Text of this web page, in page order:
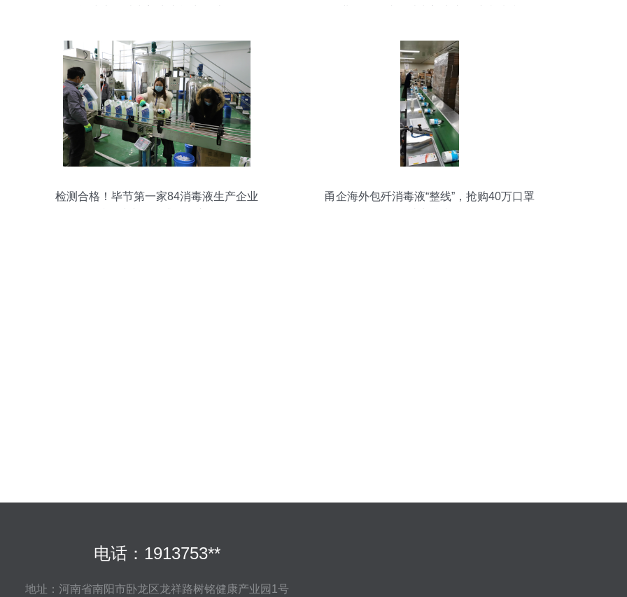
检测合格！毕节第一家84消毒液生产企业
甬企海外包歼消毒液“整线”，抢购40万口罩
电话：1913753**
地址：河南省南阳市卧龙区龙祥路树铭健康产业园1号